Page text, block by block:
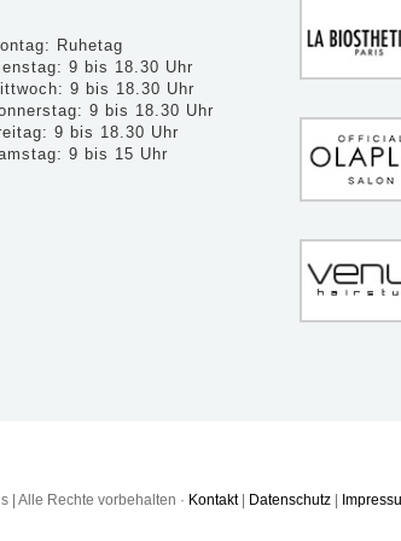
Ruhetag
9 bis 18.30 Uhr
9 bis 18.30 Uhr
9 bis 18.30 Uhr
9 bis 18.30 Uhr
9 bis 15 Uhr
| Alle Rechte vorbehalten · Kontakt| Datenschutz|